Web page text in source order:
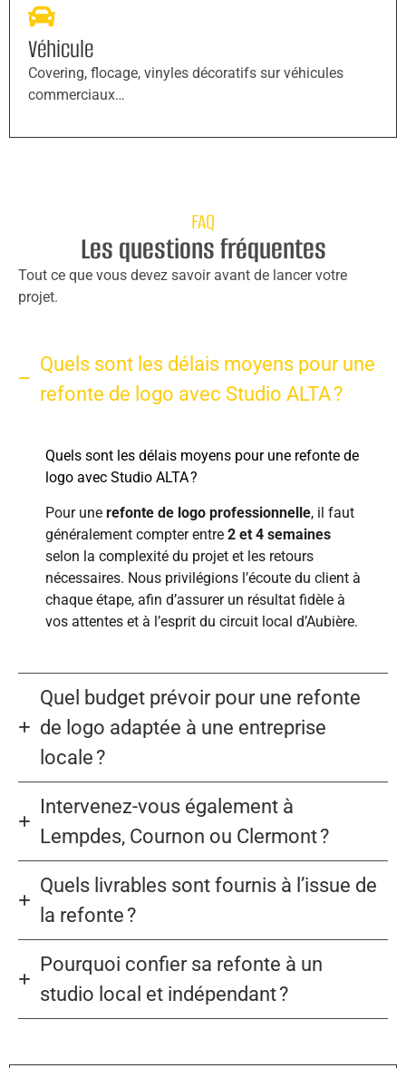
Véhicule
Covering, flocage, vinyles décoratifs sur véhicules
commerciaux…
FAQ
Les questions fréquentes
Tout ce que vous devez savoir avant de lancer votre
projet.
Quels sont les délais moyens pour une
refonte de logo avec Studio ALTA ?
Quels sont les délais moyens pour une refonte de
logo avec Studio ALTA ?
Pour une refonte de logo professionnelle, il faut
généralement compter entre 2 et 4 semaines
selon la complexité du projet et les retours
nécessaires. Nous privilégions l’écoute du client à
chaque étape, afin d’assurer un résultat fidèle à
vos attentes et à l’esprit du circuit local d’Aubière.
Quel budget prévoir pour une refonte
de logo adaptée à une entreprise
locale ?
Intervenez-vous également à
Lempdes, Cournon ou Clermont ?
Quels livrables sont fournis à l’issue de
la refonte ?
Pourquoi confier sa refonte à un
studio local et indépendant ?